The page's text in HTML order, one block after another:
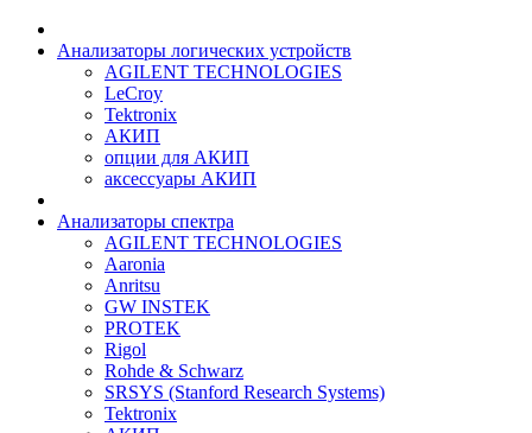
Анализаторы логических устройств
AGILENT TECHNOLOGIES
LeCroy
Tektronix
АКИП
опции для АКИП
аксессуары АКИП
Анализаторы спектра
AGILENT TECHNOLOGIES
Aaronia
Anritsu
GW INSTEK
PROTEK
Rigol
Rohde & Schwarz
SRSYS (Stanford Research Systems)
Tektronix